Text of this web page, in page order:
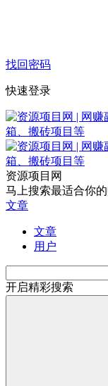
找回密码
快速登录
资源项目网
马上搜索最适合你
文章
文章
用户
开启精彩搜索